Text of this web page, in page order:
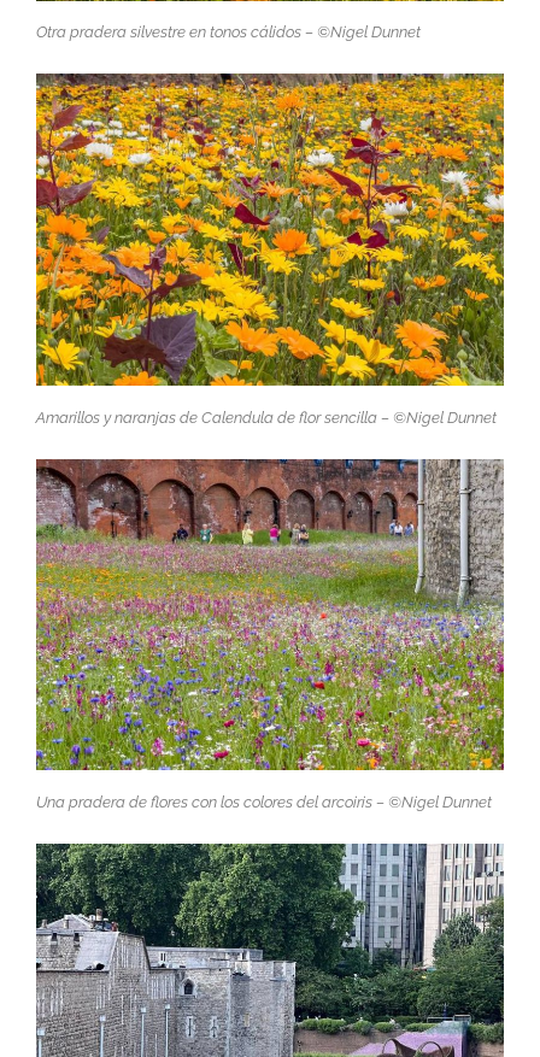
Otra pradera silvestre en tonos cálidos – ©Nigel Dunnet
Amarillos y naranjas de Calendula de flor sencilla – ©Nigel Dunnet
Una pradera de flores con los colores del arcoiris – ©Nigel Dunnet